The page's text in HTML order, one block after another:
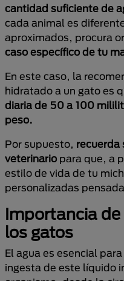
cantidad suficiente de
cada animal es
aproximados, procura
caso específico de tu
En este caso, la
hidratado a un gato es
diaria de 50 a 100
peso.
Por supuesto, recuerda
veterinario para que, a
estilo de vida de tu
personalizadas
Importancia
los gatos
El agua es esencial
ingesta de este líquido